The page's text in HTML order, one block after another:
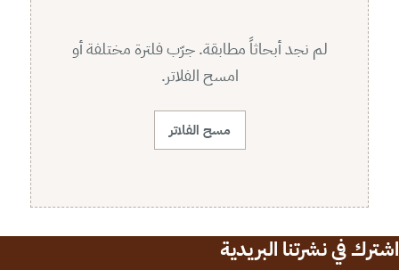
لم نجد أبحاثاً مطابقة. جرّب فلترة مختلفة أو
امسح الفلاتر.
مسح الفلاتر
اشترك في نشرتنا البريدية